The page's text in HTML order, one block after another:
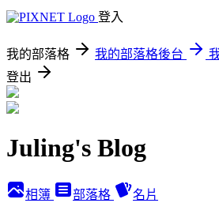
登入
我的部落格 我的部落格後台
登出
Juling's Blog
相簿 部落格 名片